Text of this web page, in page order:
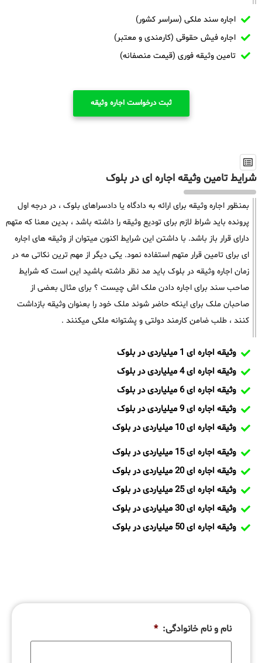
اجاره سند ملکی (سراسر کشور)
اجاره فیش حقوقی (کارمندی و معتبر)
تامین وثیقه فوری (قیمت منصفانه)
ثبت درخواست اجاره وثیقه
شرایط تامین وثیقه اجاره ای در بلوک
بمنظور اجاره وثیقه برای ارائه به دادگاه یا دادسراهای بلوک ، در درجه اول
پرونده باید شراط لازم برای تودیع وثیقه را داشته باشد ، بدین معنا که متهم
دارای قرار باز باشد. با داشتن این شرایط اکنون میتوان از وثیقه های اجاره
ای برای تامین قرار متهم استفاده نمود. یکی دیگر از مهم ترین نکاتی مه در
زمان اجاره وثیقه در بلوک باید مد نظر داشته باشید این است که شرایط
صاحب سند برای اجاره دادن ملک اش چیست ؟ برای مثال بعضی از
صاحبان ملک برای اینکه حاضر شوند ملک خود را بعنوان وثیقه بازداشت
کنند ، طلب ضامن کارمند دولتی و پشتوانه ملکی میکنند .
وثیقه اجاره ای 1 میلیاردی در بلوک
وثیقه اجاره ای 4 میلیاردی در بلوک
وثیقه اجاره ای 6 میلیاردی در بلوک
وثیقه اجاره ای 9 میلیاردی در بلوک
وثیقه اجاره ای 10 میلیاردی در بلوک
وثیقه اجاره ای 15 میلیاردی در بلوک
وثیقه اجاره ای 20 میلیاردی در بلوک
وثیقه اجاره ای 25 میلیاردی در بلوک
وثیقه اجاره ای 30 میلیاردی در بلوک
وثیقه اجاره ای 50 میلیاردی در بلوک
نام و نام خانوادگی: *